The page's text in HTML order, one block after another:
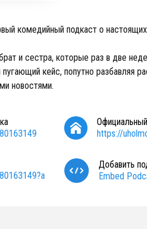
комедийный подкаст о настоящих
и сестра, которые раз в две
пугающий кейс, попутно разбавляя
новостями.
https://
Добавить
Embed